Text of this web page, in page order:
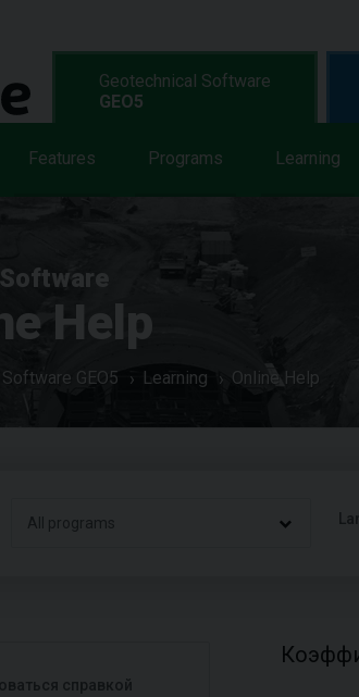
Geotechnical Software
GEO5
Features Programs Learning
Help
GEO5 Learning Online Help
All programs
справкой